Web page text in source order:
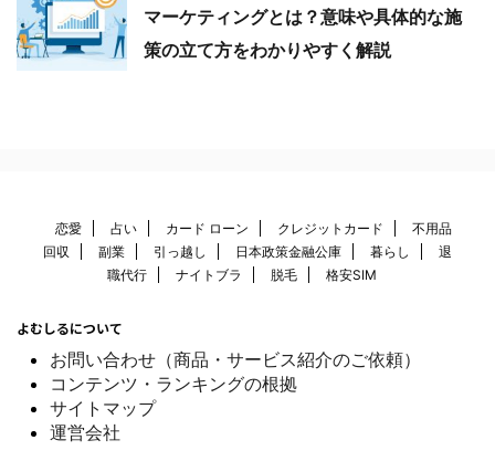
マーケティングとは？意味や具体的な施
策の立て方をわかりやすく解説
恋愛 占い カード ローン クレジットカード
不用品
回収
副業 引っ越し 日本政策金融公庫 暮らし
退
職代行
ナイトブラ 脱毛 格安SIM
よむしるについて
お問い合わせ（商品・サービス紹介のご依頼）
コンテンツ・ランキングの根拠
サイトマップ
運営会社